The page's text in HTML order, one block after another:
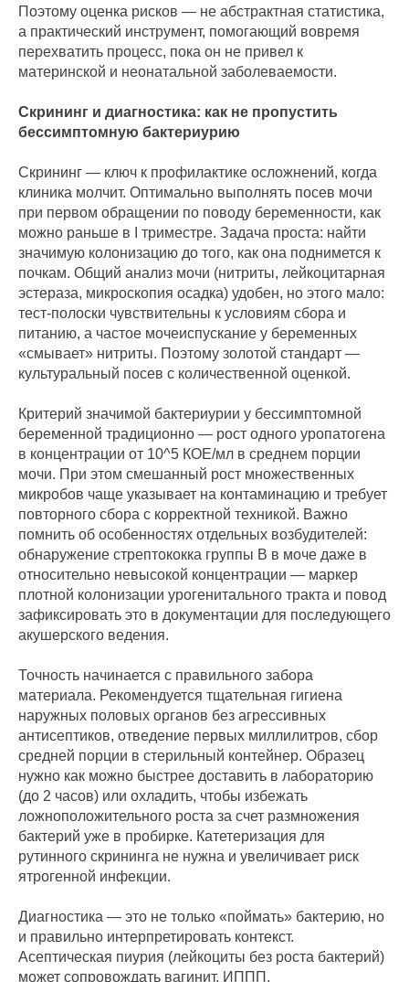
Поэтому оценка рисков — не абстрактная статистика,
а практический инструмент, помогающий вовремя
перехватить процесс, пока он не привел к
материнской и неонатальной заболеваемости.
Скрининг и диагностика: как не пропустить
бессимптомную бактериурию
Скрининг — ключ к профилактике осложнений, когда
клиника молчит. Оптимально выполнять посев мочи
при первом обращении по поводу беременности, как
можно раньше в I триместре. Задача проста: найти
значимую колонизацию до того, как она поднимется к
почкам. Общий анализ мочи (нитриты, лейкоцитарная
эстераза, микроскопия осадка) удобен, но этого мало:
тест-полоски чувствительны к условиям сбора и
питанию, а частое мочеиспускание у беременных
«смывает» нитриты. Поэтому золотой стандарт —
культуральный посев с количественной оценкой.
Критерий значимой бактериурии у бессимптомной
беременной традиционно — рост одного уропатогена
в концентрации от 10^5 КОЕ/мл в среднем порции
мочи. При этом смешанный рост множественных
микробов чаще указывает на контаминацию и требует
повторного сбора с корректной техникой. Важно
помнить об особенностях отдельных возбудителей:
обнаружение стрептококка группы B в моче даже в
относительно невысокой концентрации — маркер
плотной колонизации урогенитального тракта и повод
зафиксировать это в документации для последующего
акушерского ведения.
Точность начинается с правильного забора
материала. Рекомендуется тщательная гигиена
наружных половых органов без агрессивных
антисептиков, отведение первых миллилитров, сбор
средней порции в стерильный контейнер. Образец
нужно как можно быстрее доставить в лабораторию
(до 2 часов) или охладить, чтобы избежать
ложноположительного роста за счет размножения
бактерий уже в пробирке. Катетеризация для
рутинного скрининга не нужна и увеличивает риск
ятрогенной инфекции.
Диагностика — это не только «поймать» бактерию, но
и правильно интерпретировать контекст.
Асептическая пиурия (лейкоциты без роста бактерий)
может сопровождать вагинит, ИППП,